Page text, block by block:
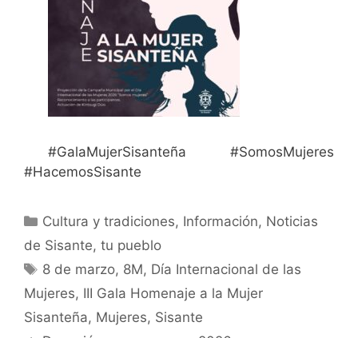
#GalaMujerSisanteña #SomosMujeres
#HacemosSisante
Cultura y tradiciones, Información, Noticias
de Sisante, tu pueblo
8 de marzo, 8M, Día Internacional de las
Mujeres, III Gala Homenaje a la Mujer
Sisanteña, Mujeres, Sisante